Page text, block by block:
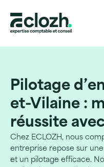
Pilotage
et-Vilaine :
réussite
Chez ECLOZH, nous
entreprise repose sur
et un pilotage efficace.